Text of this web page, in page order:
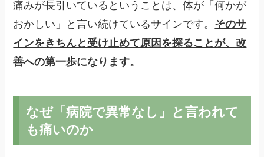
痛みが長引いているということは、体が「何かが
おかしい」と言い続けているサインです。 そのサ
インをきちんと受け止めて原因を探ることが、改
善への第一歩になります。
なぜ「病院で異常なし」と言われて
も痛いのか